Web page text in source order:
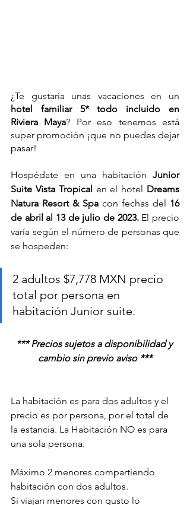
hotel familiar 5* todo incluido en
Riviera Maya? Por eso tenemos está
super promoción ¡que no puedes dejar
pasar!
Hospédate en una habitación Junior
Suite Vista Tropical en el hotel Dreams
Natura Resort & Spa con fechas del 16
de abril al 13 de julio de 2023. El precio
varía según el número de personas que
se hospeden:
2 adultos $7,778 MXN precio
total por persona en
habitación Junior suite.
*** Precios sujetos a disponibilidad y
cambio sin previo aviso ***
La habitación es para dos adultos y el
precio es por persona, por el total de
la estancia. La Habitación NO es para
una sola persona.
Máximo 2 menores compartiendo
habitación con dos adultos.
Si viajan menores con gusto lo